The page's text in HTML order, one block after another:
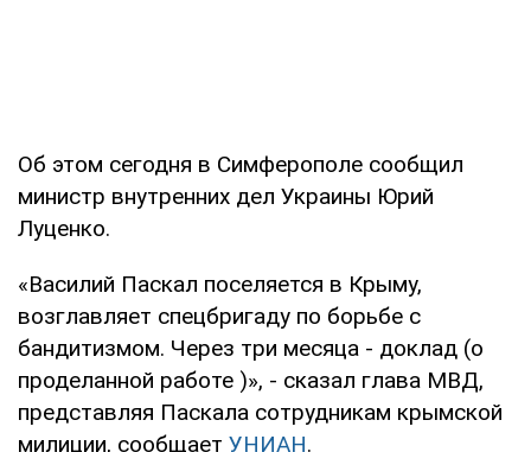
Об этом сегодня в Симферополе сообщил
министр внутренних дел Украины Юрий
Луценко.
«Василий Паскал поселяется в Крыму,
возглавляет спецбригаду по борьбе с
бандитизмом. Через три месяца - доклад (о
проделанной работе )», - сказал глава МВД,
представляя Паскала сотрудникам крымской
милиции, сообщает УНИАН.